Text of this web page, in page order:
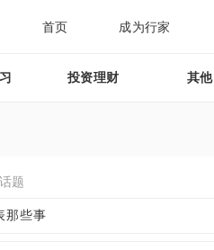
首页 成为行家
投资理财 其他
题
那些事